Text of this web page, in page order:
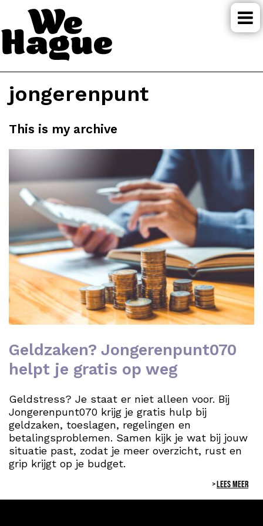
jongerenpunt
This is my archive
Geldzaken? Jongerenpunt070
helpt je gratis op weg
Geldstress? Je staat er niet alleen voor. Bij
Jongerenpunt070 krijg je gratis hulp bij
geldzaken, toeslagen, regelingen en
betalingsproblemen. Samen kijk je wat bij jouw
situatie past, zodat je meer overzicht, rust en
grip krijgt op je budget.
LEES MEER